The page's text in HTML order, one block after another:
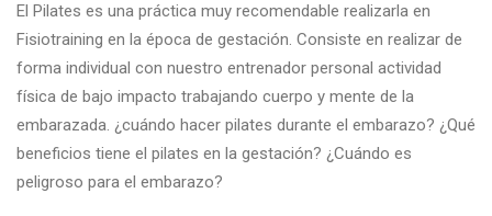
El Pilates es una práctica muy recomendable realizarla en
Fisiotraining en la época de gestación. Consiste en realizar de
forma individual con nuestro entrenador personal actividad
física de bajo impacto trabajando cuerpo y mente de la
embarazada. ¿cuándo hacer pilates durante el embarazo? ¿Qué
beneficios tiene el pilates en la gestación? ¿Cuándo es
peligroso para el embarazo?